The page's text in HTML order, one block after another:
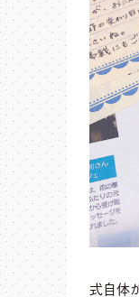
式自体